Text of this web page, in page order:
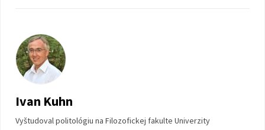
Ivan Kuhn
Vyštudoval politológiu na Filozofickej fakulte Univerzity